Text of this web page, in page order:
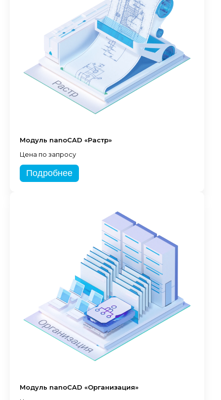
Модуль nanoCAD «Растр»
Цена по запросу
Подробнее
Модуль nanoCAD «Организация»